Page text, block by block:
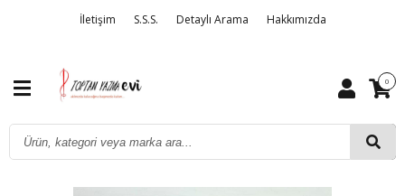
İletişim S.S.S. Detaylı Arama Hakkımızda
0